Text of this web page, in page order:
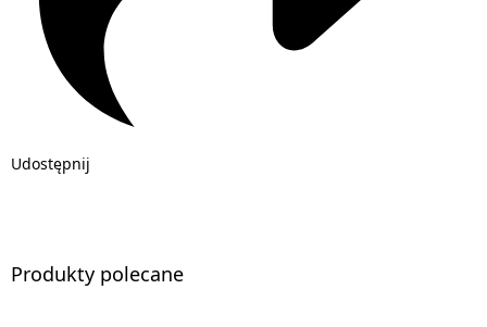
Udostępnij
Produkty polecane